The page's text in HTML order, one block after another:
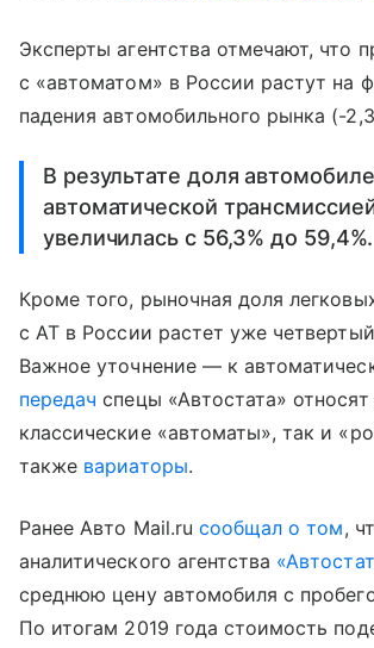
Эксперты агентства отмечают, что
с «автоматом» в России растут на
падения автомобильного рынка (-
В результате доля
автоматической
увеличилась с 56,3% до 59,4%.
Кроме того, рыночная доля
с АТ в России растет уже
Важное уточнение — к
передач спецы «Автостата» относят
классические «автоматы», так и
также вариаторы.
Ранее Авто Mail.ru сообщал о том,
аналитического агентства
среднюю цену автомобиля с
По итогам 2019 года стоимость